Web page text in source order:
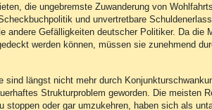
Kontakt
Impressum
Datenschutz
die ungebremste Zuwanderung von
und unvertretbare
andere Gefälligkeiten deutscher Politiker. Da die
werden können, müssen sie zunehmend
sind längst nicht mehr durch
Strukturproblem geworden. Die meisten
stoppen oder gar umzukehren, haben sich als